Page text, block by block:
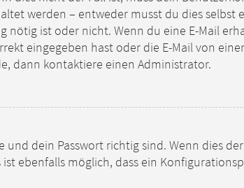
werden – entweder musst du dies selbst
ist oder nicht. Wenn du eine E-Mail
eingegeben hast oder die E-Mail von
dann kontaktiere einen Administrator.
dein Passwort richtig sind. Wenn dies
ebenfalls möglich, dass ein